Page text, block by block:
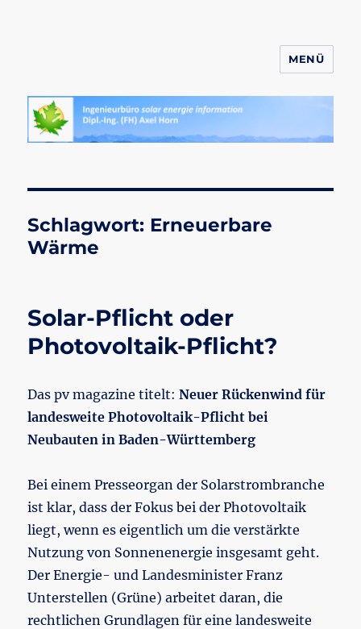
MENÜ
Schlagwort: Erneuerbare
Wärme
Solar-Pflicht oder
Photovoltaik-Pflicht?
Das pv magazine titelt:Neuer Rückenwind für
landesweite Photovoltaik-Pflicht bei
Neubauten in Baden-Württemberg
Bei einem Presseorgan der Solarstrombranche
ist klar, dass der Fokus bei der Photovoltaik
liegt, wenn es eigentlich um die verstärkte
Nutzung von Sonnenenergie insgesamt geht.
Der Energie- und Landesminister Franz
Unterstellen (Grüne) arbeitet daran, die
rechtlichen Grundlagen für eine landesweite